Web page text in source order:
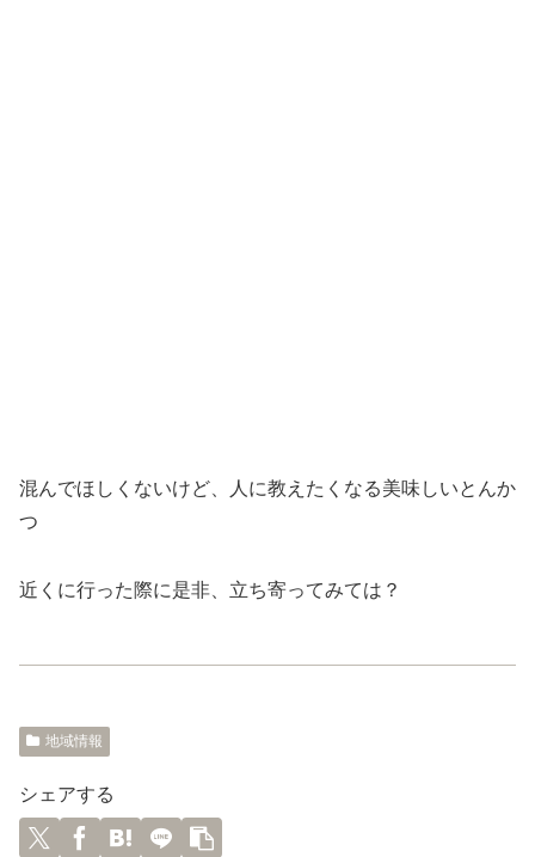
混んでほしくないけど、人に教えたくなる美味しいとんか
つ
近くに行った際に是非、立ち寄ってみては？
地域情報
シェアする